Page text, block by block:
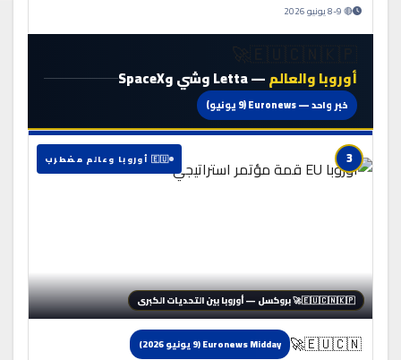
🇪🇺🇨🇳🇰🇵🚀
أوروبا والعالم— Letta وشي وSpaceX
خبر واحد — Euronews (9 يونيو)
🇪🇺🇨🇳🇰🇵🚀 بروكسل — أوروبا بين التحديات الكبرى
🇪🇺🇨🇳🚀 Euronews Midday (9 يونيو 2026)